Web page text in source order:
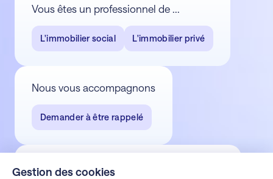
Vous êtes un professionnel de ...
L'immobilier social L'immobilier privé
Nous vous accompagnons
Demander à être rappelé
9,1/10
Gestion des cookies